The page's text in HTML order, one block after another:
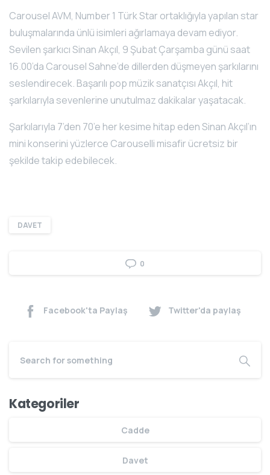
Carousel AVM, Number 1 Türk Star ortaklığıyla yapılan star
buluşmalarında ünlü isimleri ağırlamaya devam ediyor.
Sevilen şarkıcı Sinan Akçıl, 9 Şubat Çarşamba günü saat
16.00’da Carousel Sahne’de dillerden düşmeyen şarkılarını
seslendirecek. Başarılı pop müzik sanatçısı Akçıl, hit
şarkılarıyla sevenlerine unutulmaz dakikalar yaşatacak.
Şarkılarıyla 7’den 70’e her kesime hitap eden Sinan Akçıl’ın
mini konserini yüzlerce Carouselli misafir ücretsiz bir
şekilde takip edebilecek.
DAVET
0
Facebook'ta Paylaş Twitter'da paylaş
Kategoriler
Cadde
Davet